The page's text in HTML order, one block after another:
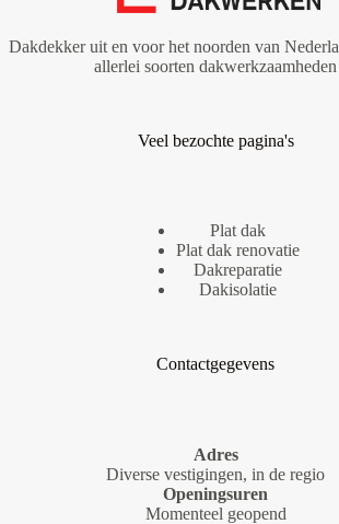
Dakdekker uit en voor het noorden van
allerlei soorten dakwerkzaamheden
Veel bezochte pagina's
Plat dak
Plat dak renovatie
Dakreparatie
Dakisolatie
Contactgegevens
Adres
Diverse vestigingen, in de regio
Openingsuren
Momenteel geopend